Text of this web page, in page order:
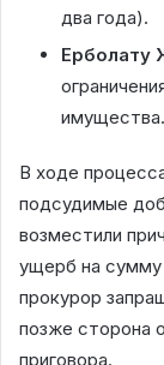
два года).
Ерболату
имущества.
В ходе
подсудимые
возместили
ущерб на сумму
прокурор
позже сторона
приговора.